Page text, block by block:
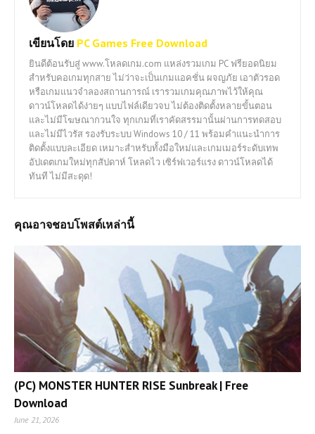
เขียนโดย PC Games Free Download
ยินดีต้อนรับสู่ www.โหลดเกม.com แหล่งรวมเกม PC ฟรียอดนิยม
สำหรับคอเกมทุกสาย ไม่ว่าจะเป็นเกมแอคชั่น ผจญภัย เอาตัวรอด
หรือเกมแนวจำลองสถานการณ์ เรารวมเกมคุณภาพไว้ให้คุณ
ดาวน์โหลดได้ง่ายๆ แบบไฟล์เดียวจบ ไม่ต้องติดตั้งหลายขั้นตอน
และไม่มีโฆษณากวนใจ ทุกเกมที่เราคัดสรรมานั้นผ่านการทดสอบ
และไม่มีไวรัส รองรับระบบ Windows 10 / 11 พร้อมคำแนะนำการ
ติดตั้งแบบละเอียด เหมาะสำหรับทั้งมือใหม่และเกมเมอร์ระดับเทพ
อัปเดตเกมใหม่ทุกสัปดาห์ โหลดไว เซิร์ฟเวอร์แรง ดาวน์โหลดได้
ทันที ไม่มีสะดุด!
คุณอาจชอบโพสต์เหล่านี้
(PC) MONSTER HUNTER RISE Sunbreak | Free
Download
June 21, 2026